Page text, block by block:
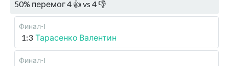
50% перемог4 👍 vs 4👎
Финал-I
1:3 Тарасенко Валентин
Финал-I